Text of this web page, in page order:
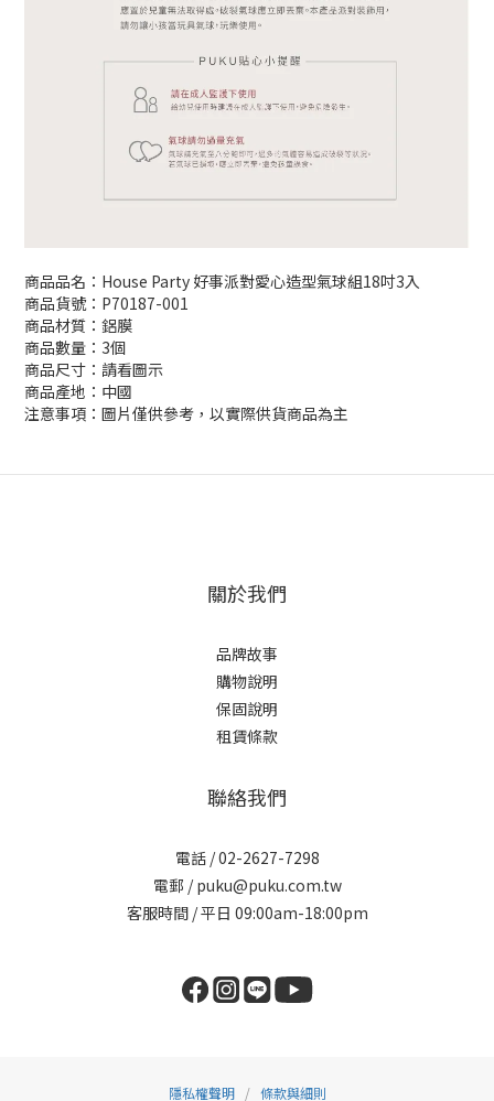
商品品名：House Party 好事派對愛心造型氣球組18吋3入
商品貨號：P70187-001
商品材質：鋁膜
商品數量：3個
商品尺寸：請看圖示
商品產地：中國
注意事項：圖片僅供參考，以實際供貨商品為主
關於我們
品牌故事
購物說明
保固說明
租賃條款
聯絡我們
電話 / 02-2627-7298
電郵 / puku@puku.com.tw
客服時間 / 平日 09:00am-18:00pm
隱私權聲明/ 條款與細則